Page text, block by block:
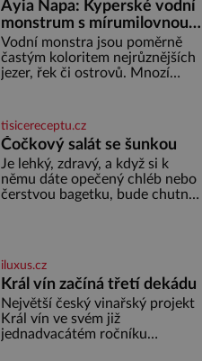
Ayia Napa: Kyperské vodní
monstrum s mírumilovnou
povahou
Vodní monstra jsou poměrně
častým koloritem nejrůznějších
jezer, řek či ostrovů. Mnozí
přitáhnout k němu pozornost
záhadám nakloněných turi
tisicereceptu.cz
Čočkový salát se šunkou
Je lehký, zdravý, a když si k
němu dáte opečený chléb nebo
čerstvou bagetku, bude chutnat
cibule 2 lžíce
iluxus.cz
Král vín začíná třetí dekádu
Největší český vinařský projekt
Král vín ve svém již
jednadvacátém ročníku